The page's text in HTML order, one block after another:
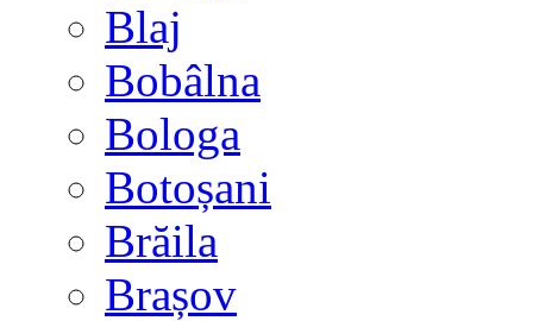
Blaj
Bobâlna
Bologa
Botoșani
Brăila
Brașov